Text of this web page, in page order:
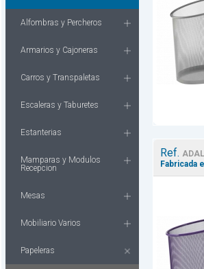
Alfombras y Percheros
Armarios y Cajoneras
Carros y Transpaletas
Escaleras y Taburetes
Estanterias
Mamparas y Modulos
Recepcion
Mesas
Mobiliario Varios
Papeleras
Ref.
Fabricada